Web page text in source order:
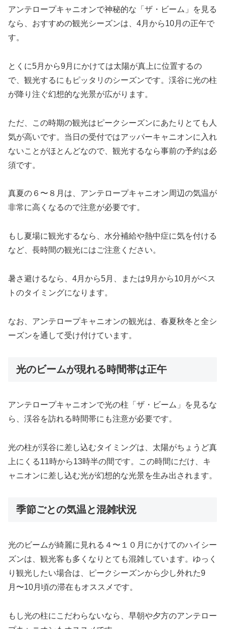
アンテロープキャニオンで神秘的な「ザ・ビーム」を見る
なら、おすすめの観光シーズンは、4月から10月の正午で
す。
とくに5月から9月にかけては太陽が真上に位置するの
で、観光するにもピッタリのシーズンです。渓谷に光の柱
が降り注ぐ幻想的な光景が広がります。
ただ、この時期の観光はピークシーズンにあたりとても人
気が高いです。当日の受付ではアッパーキャニオンに入れ
ないことがほとんどなので、観光するなら事前の予約は必
須です。
真夏の６〜８月は、アンテロープキャニオン周辺の気温が
非常に高くなるので注意が必要です。
もし夏場に観光するなら、水分補給や熱中症に気を付ける
など、長時間の観光にはご注意ください。
暑さ避けるなら、4月から5月、または9月から10月がベス
トのタイミングになります。
なお、アンテロープキャニオンの観光は、春夏秋冬と全シ
ーズンを通して受け付けています。
光のビームが現れる時間帯は正午
アンテロープキャニオンで光の柱「ザ・ビーム」を見るな
ら、渓谷を訪れる時間帯にも注意が必要です。
光の柱が渓谷に差し込むタイミングは、太陽がちょうど真
上にくる11時から13時半の間です。この時間にだけ、キ
ャニオンに差し込む光が幻想的な光景を生み出されます。
季節ごとの気温と混雑状況
光のビームが綺麗に見れる４〜１０月にかけてのハイシー
ズンは、観光客も多くなりとても混雑しています。ゆっく
り観光したい場合は、ピークシーズンから少し外れた9
月〜10月頃の滞在もオススメです。
もし光の柱にこだわらないなら、早朝や夕方のアンテロー